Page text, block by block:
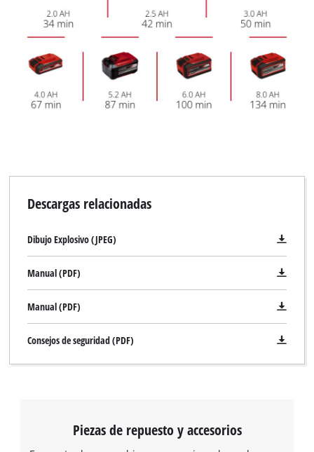
Descargas relacionadas
Dibujo Explosivo (JPEG)
Manual (PDF)
Manual (PDF)
Consejos de seguridad (PDF)
Piezas de repuesto y accesorios